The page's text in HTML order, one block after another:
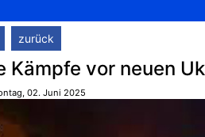
zurück
Kämpfe vor neuen
02. Juni 2025